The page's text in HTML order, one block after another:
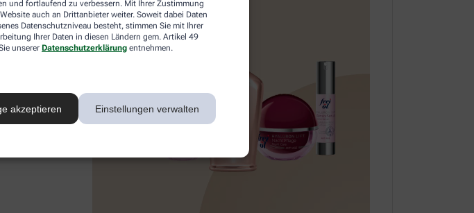
und fortlaufend zu verbessern. Mit Ihrer Zustimmung
auch an Drittanbieter weiter. Soweit dabei Daten
Datenschutzniveau besteht, stimmen Sie mit Ihrer
Ihrer Daten in diesen Ländern gem. Artikel 49
unserer Datenschutzerklärung entnehmen.
akzeptieren Einstellungen verwalten
Die